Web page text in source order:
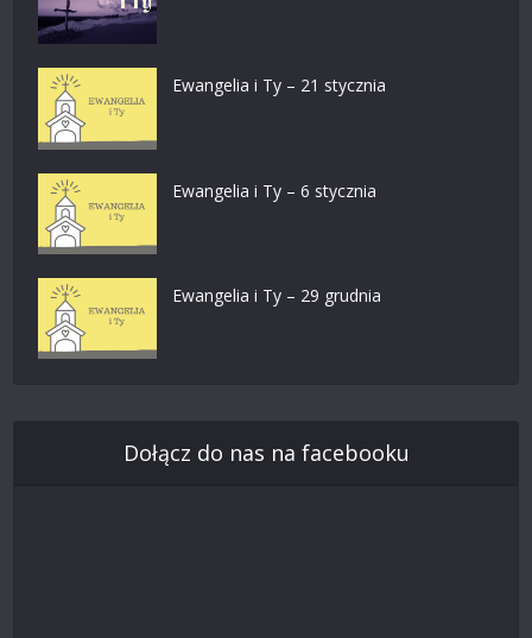
Ewangelia i Ty – 21 stycznia
Ewangelia i Ty – 6 stycznia
Ewangelia i Ty – 29 grudnia
Dołącz do nas na facebooku